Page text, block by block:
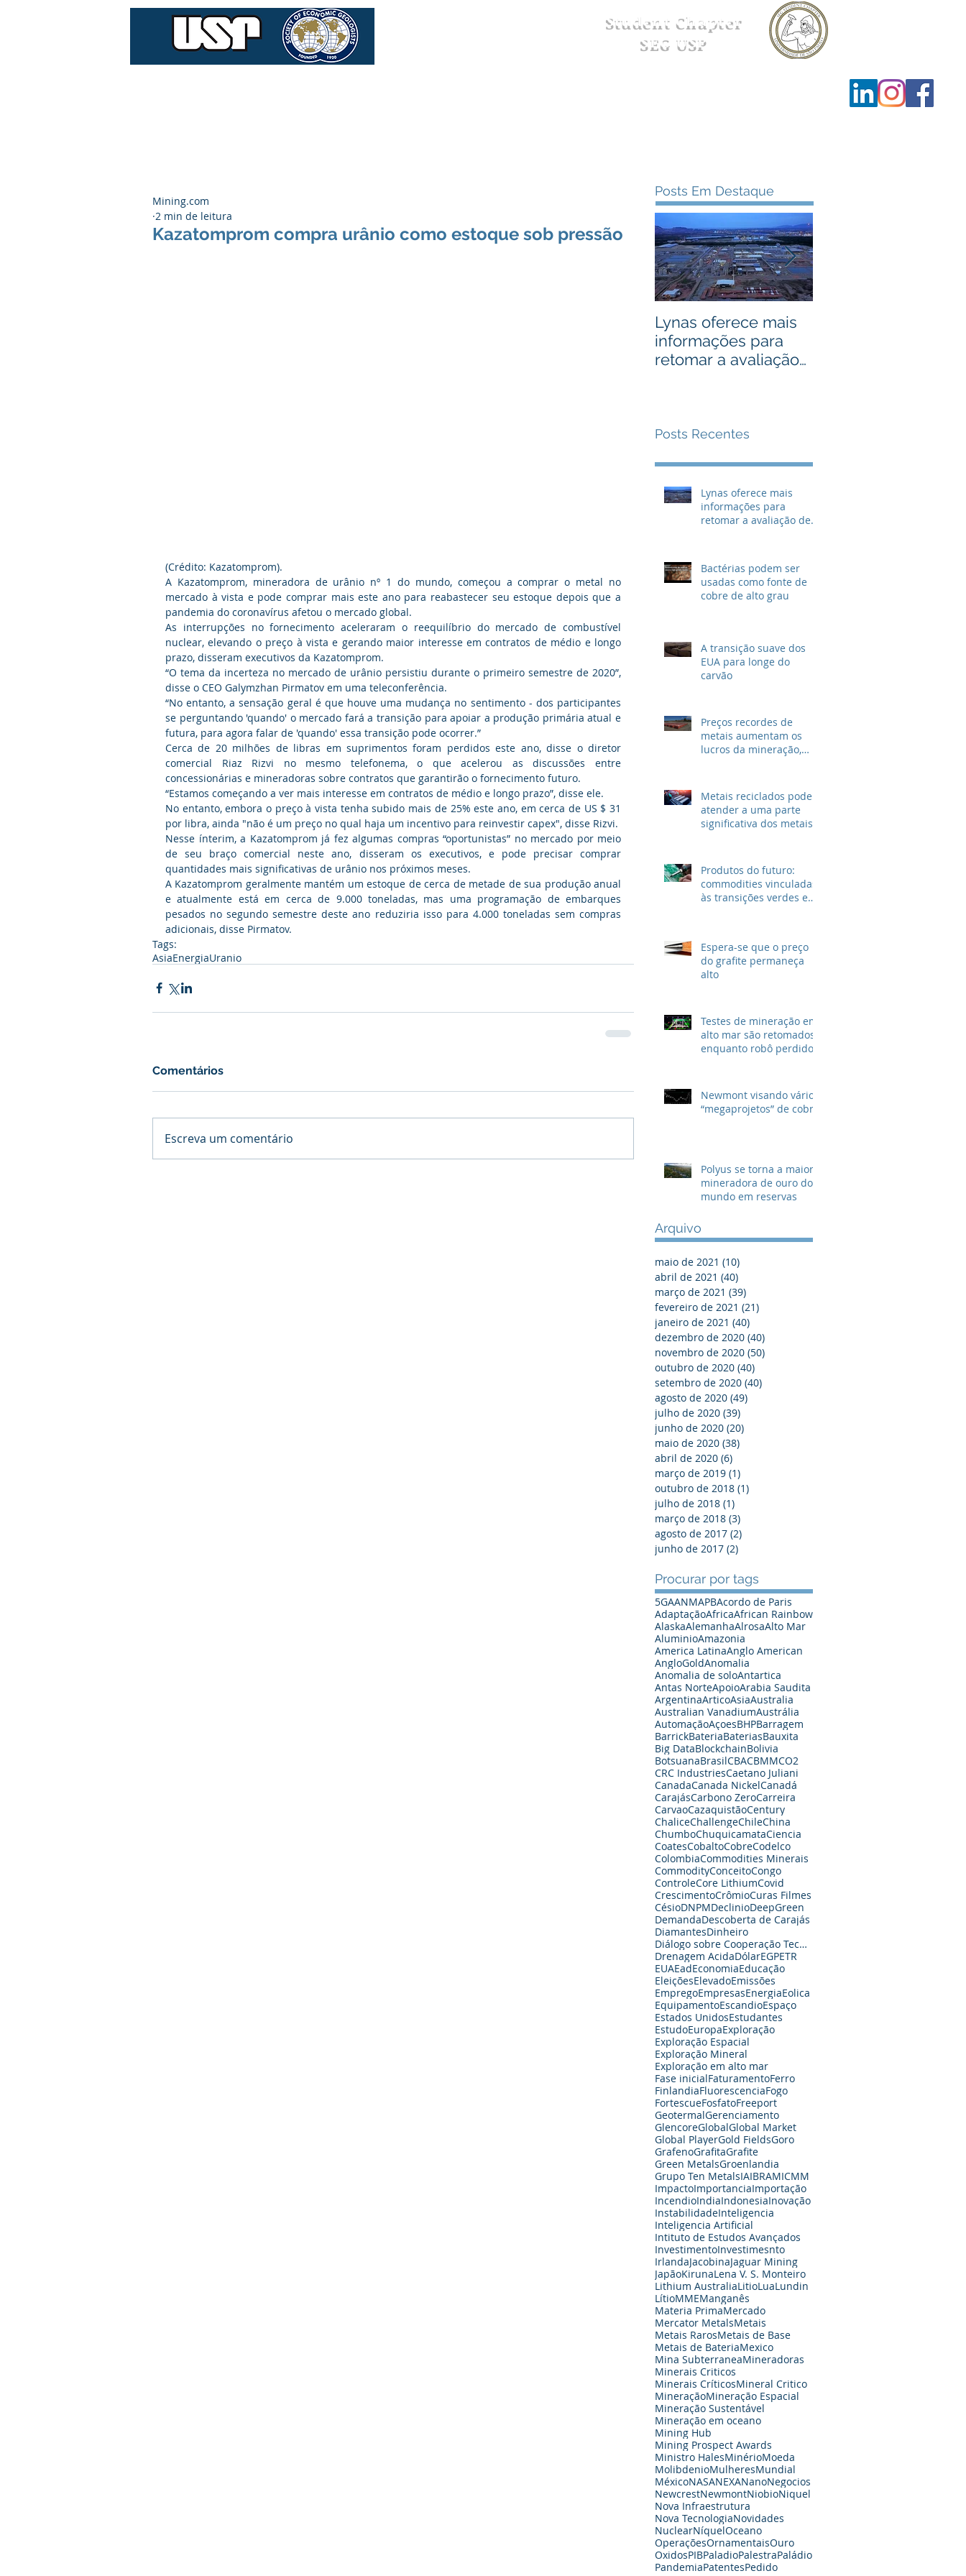
Student Chapter
SEG USP
Kazatomprom compra urânio como estoque sob pressão
Mining.com
2 min de leitura
(Crédito: Kazatomprom).
A Kazatomprom, mineradora de urânio nº 1 do mundo, começou a comprar o metal no
mercado à vista e pode comprar mais este ano para reabastecer seu estoque depois que a
pandemia do coronavírus afetou o mercado global.
As interrupções no fornecimento aceleraram o reequilíbrio do mercado de combustível
nuclear, elevando o preço à vista e gerando maior interesse em contratos de médio e longo
prazo, disseram executivos da Kazatomprom.
“O tema da incerteza no mercado de urânio persistiu durante o primeiro semestre de 2020”,
disse o CEO Galymzhan Pirmatov em uma teleconferência.
“No entanto, a sensação geral é que houve uma mudança no sentimento - dos participantes
se perguntando 'quando' o mercado fará a transição para apoiar a produção primária atual e
futura, para agora falar de 'quando' essa transição pode ocorrer.”
Cerca de 20 milhões de libras em suprimentos foram perdidos este ano, disse o diretor
comercial Riaz Rizvi no mesmo telefonema, o que acelerou as discussões entre
concessionárias e mineradoras sobre contratos que garantirão o fornecimento futuro.
“Estamos começando a ver mais interesse em contratos de médio e longo prazo”, disse ele.
No entanto, embora o preço à vista tenha subido mais de 25% este ano, em cerca de US $ 31
por libra, ainda "não é um preço no qual haja um incentivo para reinvestir capex", disse Rizvi.
Nesse ínterim, a Kazatomprom já fez algumas compras “oportunistas” no mercado por meio
de seu braço comercial neste ano, disseram os executivos, e pode precisar comprar
quantidades mais significativas de urânio nos próximos meses.
A Kazatomprom geralmente mantém um estoque de cerca de metade de sua produção anual
e atualmente está em cerca de 9.000 toneladas, mas uma programação de embarques
pesados ​​no segundo semestre deste ano reduziria isso para 4.000 toneladas sem compras
adicionais, disse Pirmatov.
Tags:
AsiaEnergiaUranio
Comentários
Escreva um comentário
Posts Em Destaque
Lynas oferece mais
informações para
retomar a avaliação
Posts Recentes
Lynas oferece mais
informações para
retomar a avaliação de
Bactérias podem ser
usadas como fonte de
cobre de alto grau
A transição suave dos
EUA para longe do
carvão
Preços recordes de
metais aumentam os
lucros da mineração,
Metais reciclados podem
atender a uma parte
significativa dos metais
Produtos do futuro:
commodities vinculadas
às transições verdes e
Espera-se que o preço
do grafite permaneça
alto
Testes de mineração em
alto mar são retomados
enquanto robô perdido
Newmont visando vários
“megaprojetos” de cobre
Polyus se torna a maior
mineradora de ouro do
mundo em reservas
Arquivo
maio de 2021 (10)
abril de 2021 (40)
março de 2021 (39)
fevereiro de 2021 (21)
janeiro de 2021 (40)
dezembro de 2020 (40)
novembro de 2020 (50)
outubro de 2020 (40)
setembro de 2020 (40)
agosto de 2020 (49)
julho de 2020 (39)
junho de 2020 (20)
maio de 2020 (38)
abril de 2020 (6)
março de 2019 (1)
outubro de 2018 (1)
julho de 2018 (1)
março de 2018 (3)
agosto de 2017 (2)
junho de 2017 (2)
Procurar por tags
5GAANMAPBAcordo de Paris
AdaptaçãoAfricaAfrican Rainbow
AlaskaAlemanhaAlrosaAlto Mar
AluminioAmazonia
America LatinaAnglo American
AngloGoldAnomalia
Anomalia de soloAntartica
Antas NorteApoioArabia Saudita
ArgentinaArticoAsiaAustralia
Australian VanadiumAustrália
AutomaçãoAçoesBHPBarragem
BarrickBateriaBateriasBauxita
Big DataBlockchainBolivia
BotsuanaBrasilCBACBMMCO2
CRC IndustriesCaetano Juliani
CanadaCanada NickelCanadá
CarajásCarbono ZeroCarreira
CarvaoCazaquistãoCentury
ChaliceChallengeChileChina
ChumboChuquicamataCiencia
CoatesCobaltoCobreCodelco
ColombiaCommodities Minerais
CommodityConceitoCongo
ControleCore LithiumCovid
CrescimentoCrômioCuras Filmes
CésioDNPMDeclinioDeepGreen
DemandaDescoberta de Carajás
DiamantesDinheiro
Diálogo sobre Cooperação Tecnológica
Drenagem AcidaDólarEGPETR
EUAEadEconomiaEducação
EleiçõesElevadoEmissões
EmpregoEmpresasEnergiaEolica
EquipamentoEscandioEspaço
Estados UnidosEstudantes
EstudoEuropaExploração
Exploração Espacial
Exploração Mineral
Exploração em alto mar
Fase inicialFaturamentoFerro
FinlandiaFluorescenciaFogo
FortescueFosfatoFreeport
GeotermalGerenciamento
GlencoreGlobalGlobal Market
Global PlayerGold FieldsGoro
GrafenoGrafitaGrafite
Green MetalsGroenlandia
Grupo Ten MetalsIAIBRAMICMM
ImpactoImportanciaImportação
IncendioIndiaIndonesiaInovação
InstabilidadeInteligencia
Inteligencia Artificial
Intituto de Estudos Avançados
InvestimentoInvestimesnto
IrlandaJacobinaJaguar Mining
JapãoKirunaLena V. S. Monteiro
Lithium AustraliaLitioLuaLundin
LítioMMEManganês
Materia PrimaMercado
Mercator MetalsMetais
Metais RarosMetais de Base
Metais de BateriaMexico
Mina SubterraneaMineradoras
Minerais Criticos
Minerais CríticosMineral Critico
MineraçãoMineração Espacial
Mineração Sustentável
Mineração em oceano
Mining Hub
Mining Prospect Awards
Ministro HalesMinérioMoeda
MolibdenioMulheresMundial
MéxicoNASANEXANanoNegocios
NewcrestNewmontNiobioNiquel
Nova Infraestrutura
Nova TecnologiaNovidades
NuclearNíquelOceano
OperaçõesOrnamentaisOuro
OxidosPIBPaladioPalestraPaládio
PandemiaPatentesPedido